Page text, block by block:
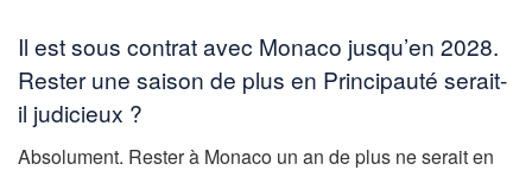
Il est sous contrat avec Monaco jusqu’en 2028.
Rester une saison de plus en Principauté serait-
il judicieux ?
Absolument. Rester à Monaco un an de plus ne serait en